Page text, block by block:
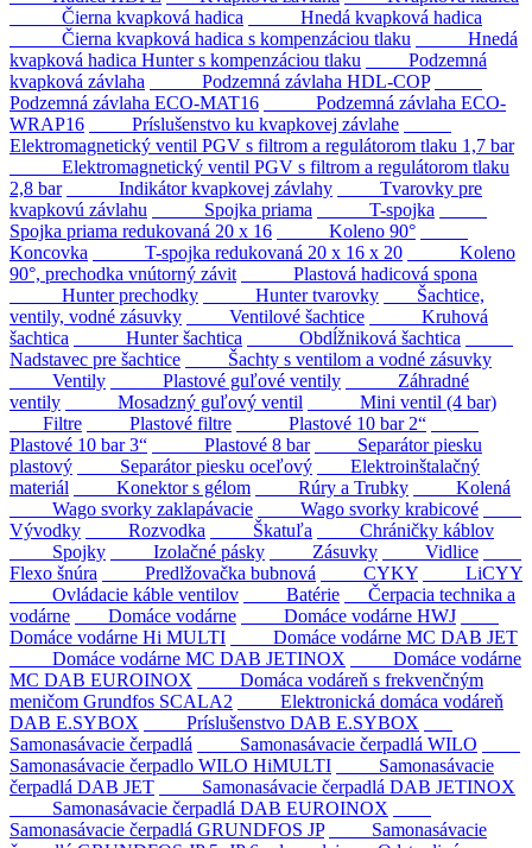
Čierna kvapková hadica
Hnedá kvapková hadica
Čierna kvapková hadica s kompenzáciou tlaku
Hnedá
kvapková hadica Hunter s kompenzáciou tlaku
Podzemná
kvapková závlaha
Podzemná závlaha HDL-COP
Podzemná závlaha ECO-MAT16
Podzemná závlaha ECO-
WRAP16
Príslušenstvo ku kvapkovej závlahe
Elektromagnetický ventil PGV s filtrom a regulátorom tlaku 1,7 bar
Elektromagnetický ventil PGV s filtrom a regulátorom tlaku
2,8 bar
Indikátor kvapkovej závlahy
Tvarovky pre
kvapkovú závlahu
Spojka priama
T-spojka
Spojka priama redukovaná 20 x 16
Koleno 90°
Koncovka
T-spojka redukovaná 20 x 16 x 20
Koleno
90°, prechodka vnútorný závit
Plastová hadicová spona
Hunter prechodky
Hunter tvarovky
Šachtice,
ventily, vodné zásuvky
Ventilové šachtice
Kruhová
šachtica
Hunter šachtica
Obdĺžniková šachtica
Nadstavec pre šachtice
Šachty s ventilom a vodné zásuvky
Ventily
Plastové guľové ventily
Záhradné
ventily
Mosadzný guľový ventil
Mini ventil (4 bar)
Filtre
Plastové filtre
Plastové 10 bar 2“
Plastové 10 bar 3“
Plastové 8 bar
Separátor piesku
plastový
Separátor piesku oceľový
Elektroinštalačný
materiál
Konektor s gélom Rúry a Trubky
Kolená
Wago svorky zaklapávacie
Wago svorky krabicové
Vývodky
Rozvodka Škatuľa
Chráničky káblov
Spojky
Izolačné pásky Zásuvky
Vidlice
Flexo šnúra
Predlžovačka bubnová CYKY
LiCYY
Ovládacie káble ventilov
Batérie
Čerpacia technika a
vodárne
Domáce vodárne
Domáce vodárne HWJ
Domáce vodárne Hi MULTI
Domáce vodárne MC DAB JET
Domáce vodárne MC DAB JETINOX
Domáce vodárne
MC DAB EUROINOX
Domáca vodáreň s frekvenčným
meničom Grundfos SCALA2
Elektronická domáca vodáreň
DAB E.SYBOX
Príslušenstvo DAB E.SYBOX
Samonasávacie čerpadlá
Samonasávacie čerpadlá WILO
Samonasávacie čerpadlo WILO HiMULTI
Samonasávacie
čerpadlá DAB JET
Samonasávacie čerpadlá DAB JETINOX
Samonasávacie čerpadlá DAB EUROINOX
Samonasávacie čerpadlá GRUNDFOS JP
Samonasávacie